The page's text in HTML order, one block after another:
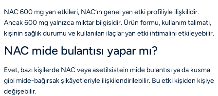
NAC 600 mg yan etkileri, NAC’ın genel yan etki profiliyle ilişkilidir.
Ancak 600 mg yalnızca miktar bilgisidir. Ürün formu, kullanım talimatı,
kişinin sağlık durumu ve kullanılan ilaçlar yan etki ihtimalini etkileyebilir.
NAC mide bulantısı yapar mı?
Evet, bazı kişilerde NAC veya asetilsistein mide bulantısı ya da kusma
gibi mide-bağırsak şikâyetleriyle ilişkilendirilebilir. Bu etki kişiden kişiye
değişebilir.